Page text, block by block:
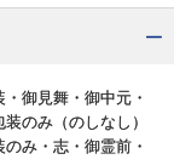
御見舞・御中元・
のみ（のしなし）
み・志・御霊前・